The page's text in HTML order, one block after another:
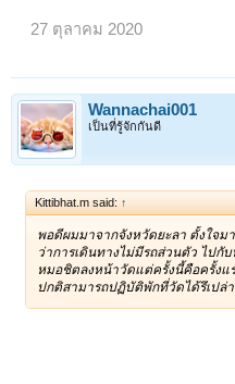
27 ตุลาคม 2020
Wannachai001
เป็นที่รู้จักกันดี
Kittibhat.m said: ↑
พอดีผมมาจากจังหวัดยะลา ตั้งใจ
ว่าการเดินทางไม่มีรถส่วนตัว ไปกั
หมอชิตลงหน้าวัดแต่ครั้งนี้คือครั้งแ
ปกติสามารถปฏิบัติพักที่วัดได้รึเปล่